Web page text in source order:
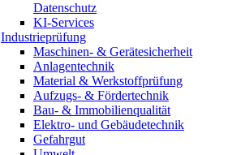
Datenschutz
KI-Services
Industrieprüfung
Maschinen- & Gerätesicherheit
Anlagentechnik
Material & Werkstoffprüfung
Aufzugs- & Fördertechnik
Bau- & Immobilienqualität
Elektro- und Gebäudetechnik
Gefahrgut